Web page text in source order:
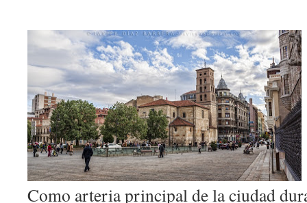
Como arteria principal de la ciudad